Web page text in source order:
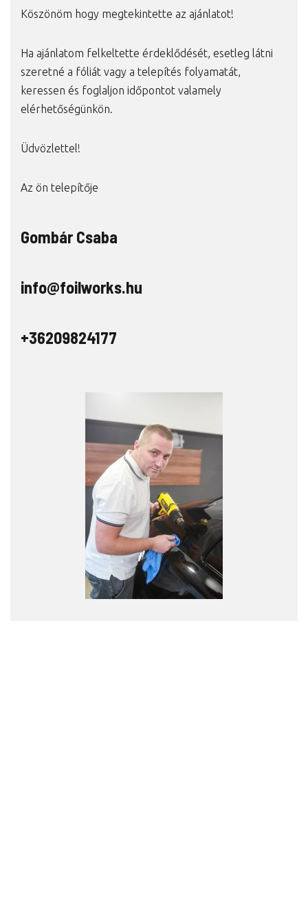
Köszönöm hogy megtekintette az ajánlatot!
Ha ajánlatom felkeltette érdeklődését, esetleg látni
szeretné a fóliát vagy a telepítés folyamatát,
keressen és foglaljon időpontot valamely
elérhetőségünkön.
Üdvözlettel!
Az ön telepítője
Gombár Csaba
info@foilworks.hu
+36209824177